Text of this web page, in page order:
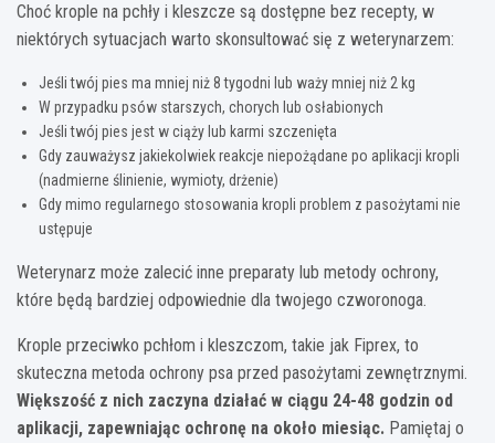
Choć krople na pchły i kleszcze są dostępne bez recepty, w
niektórych sytuacjach warto skonsultować się z weterynarzem:
Jeśli twój pies ma mniej niż 8 tygodni lub waży mniej niż 2 kg
W przypadku psów starszych, chorych lub osłabionych
Jeśli twój pies jest w ciąży lub karmi szczenięta
Gdy zauważysz jakiekolwiek reakcje niepożądane po aplikacji kropli
(nadmierne ślinienie, wymioty, drżenie)
Gdy mimo regularnego stosowania kropli problem z pasożytami nie
ustępuje
Weterynarz może zalecić inne preparaty lub metody ochrony,
które będą bardziej odpowiednie dla twojego czworonoga.
Krople przeciwko pchłom i kleszczom, takie jak Fiprex, to
skuteczna metoda ochrony psa przed pasożytami zewnętrznymi.
Większość z nich zaczyna działać w ciągu 24-48 godzin od
aplikacji, zapewniając ochronę na około miesiąc. Pamiętaj o